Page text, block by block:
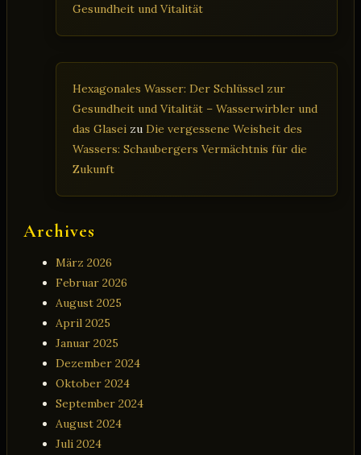
Gesundheit und Vitalität
Hexagonales Wasser: Der Schlüssel zur
Gesundheit und Vitalität – Wasserwirbler und
das Glasei zu Die vergessene Weisheit des
Wassers: Schaubergers Vermächtnis für die
Zukunft
Archives
März 2026
Februar 2026
August 2025
April 2025
Januar 2025
Dezember 2024
Oktober 2024
September 2024
August 2024
Juli 2024